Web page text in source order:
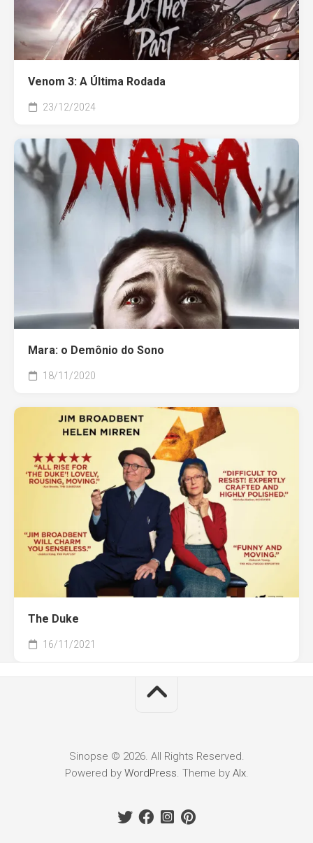
Venom 3: A Última Rodada
23/12/2024
Mara: o Demônio do Sono
18/11/2020
The Duke
16/11/2021
Sinopse © 2026. All Rights Reserved.
Powered by WordPress. Theme by Alx.